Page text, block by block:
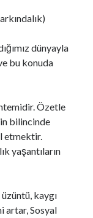
2024
Kesintisiz Erişim
Megan
dünyayla
bu konuda
Özetle
bilincinde
etmektir.
yaşantıların
kaygı
artar, Sosyal